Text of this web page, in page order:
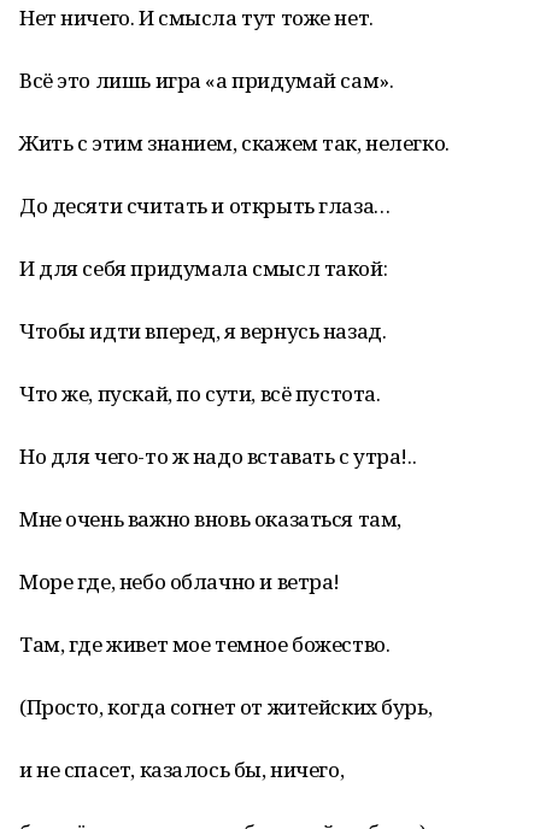
Нет ничего. И смысла тут тоже нет.
Всё это лишь игра «а придумай сам».
Жить с этим знанием, скажем так, нелегко.
До десяти считать и открыть глаза…
И для себя придумала смысл такой:
Чтобы идти вперед, я вернусь назад.
Что же, пускай, по сути, всё пустота.
Но для чего-то ж надо вставать с утра!..
Мне очень важно вновь оказаться там,
Море где, небо облачно и ветра!
Там, где живет мое темное божество.
(Просто, когда согнет от житейских бурь,
и не спасет, казалось бы, ничего,